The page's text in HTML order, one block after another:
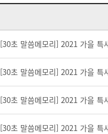
[30초 말씀메모리] 2021 가을
[30초 말씀메모리] 2021 가을
[30초 말씀메모리] 2021 가을
[30초 말씀메모리] 2021 가을